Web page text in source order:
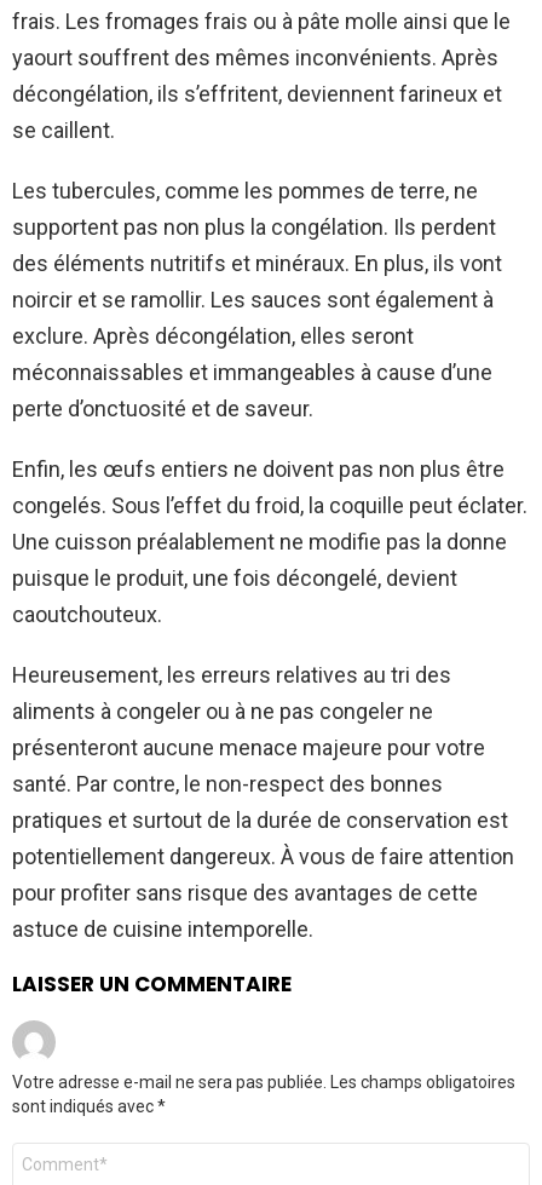
frais. Les fromages frais ou à pâte molle ainsi que le
yaourt souffrent des mêmes inconvénients. Après
décongélation, ils s’effritent, deviennent farineux et
se caillent.
Les tubercules, comme les pommes de terre, ne
supportent pas non plus la congélation. Ils perdent
des éléments nutritifs et minéraux. En plus, ils vont
noircir et se ramollir. Les sauces sont également à
exclure. Après décongélation, elles seront
méconnaissables et immangeables à cause d’une
perte d’onctuosité et de saveur.
Enfin, les œufs entiers ne doivent pas non plus être
congelés. Sous l’effet du froid, la coquille peut éclater.
Une cuisson préalablement ne modifie pas la donne
puisque le produit, une fois décongelé, devient
caoutchouteux.
Heureusement, les erreurs relatives au tri des
aliments à congeler ou à ne pas congeler ne
présenteront aucune menace majeure pour votre
santé. Par contre, le non-respect des bonnes
pratiques et surtout de la durée de conservation est
potentiellement dangereux. À vous de faire attention
pour profiter sans risque des avantages de cette
astuce de cuisine intemporelle.
LAISSER UN COMMENTAIRE
Votre adresse e-mail ne sera pas publiée. Les champs obligatoires
sont indiqués avec*
Commentaire